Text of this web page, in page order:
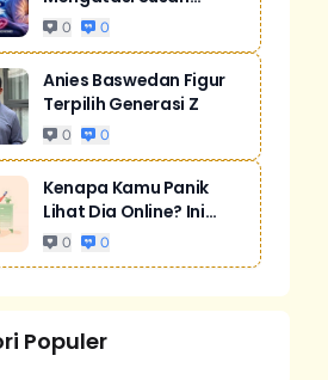
Tidur Akibat Stres
0 0
Anies Baswedan Figur
Terpilih Generasi Z
0 0
Kenapa Kamu Panik
Lihat Dia Online? Ini
Bukan Cuma...
0 0
Populer